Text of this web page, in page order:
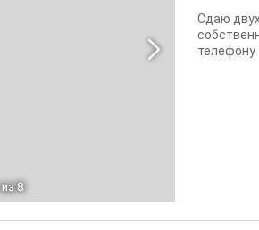
из 8
Сдаю
телефону